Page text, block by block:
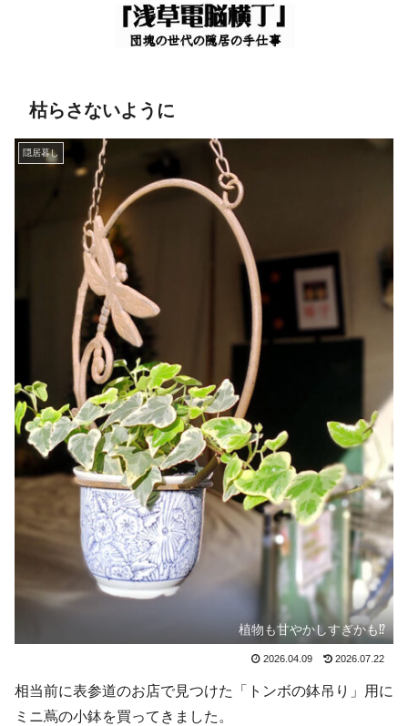
枯らさないように
隠居暮し
植物も甘やかしすぎかも⁉
2026.04.09 2026.07.22
相当前に表参道のお店で見つけた「トンボの鉢吊り」用に
ミニ蔦の小鉢を買ってきました。